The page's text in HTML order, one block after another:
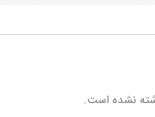
نشده است.